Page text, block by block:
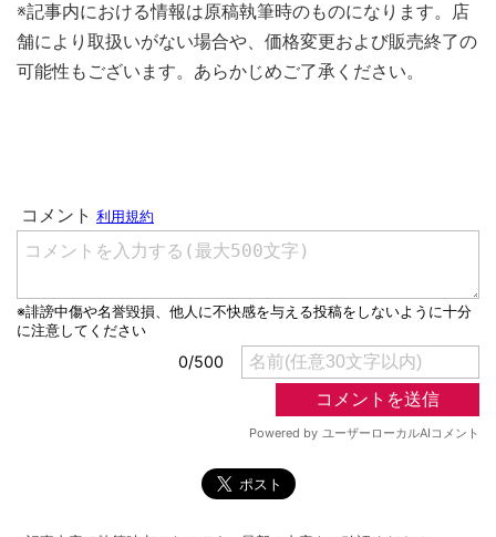
※記事内における情報は原稿執筆時のものになります。店
舗により取扱いがない場合や、価格変更および販売終了の
可能性もございます。あらかじめご了承ください。